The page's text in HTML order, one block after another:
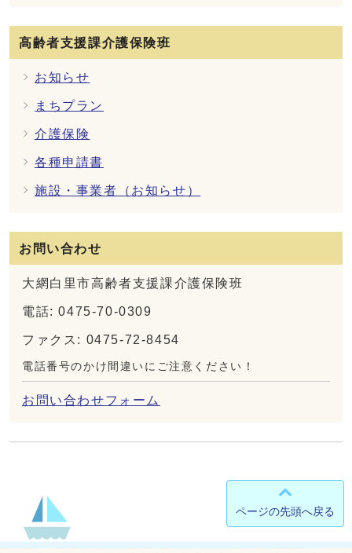
高齢者支援課介護保険班
お知らせ
まちプラン
介護保険
各種申請書
施設・事業者（お知らせ）
お問い合わせ
大網白里市高齢者支援課介護保険班
電話: 0475-70-0309
ファクス: 0475-72-8454
電話番号のかけ間違いにご注意ください！
お問い合わせフォーム
ページの先頭へ戻る